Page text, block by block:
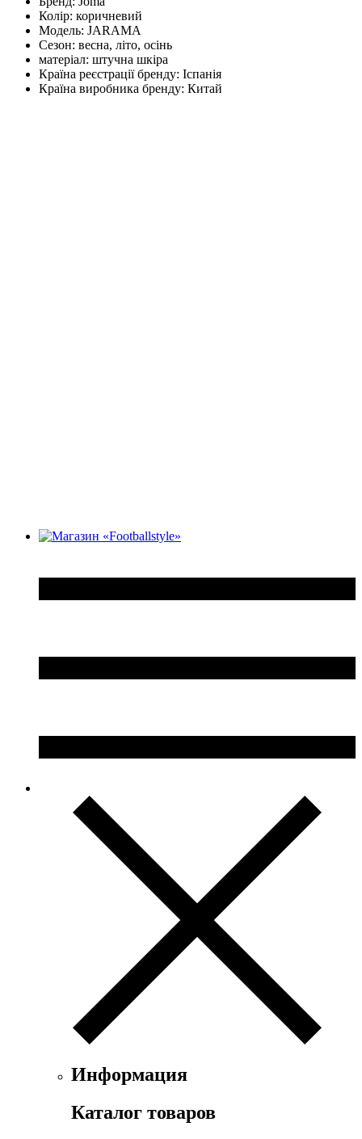
Колір: коричневий
Модель: JARAMA
Сезон: весна, літо, осінь
матеріал: штучна шкіра
Країна реєстрації бренду: Іспанія
Країна виробника бренду: Китай
Информация
Каталог товаров